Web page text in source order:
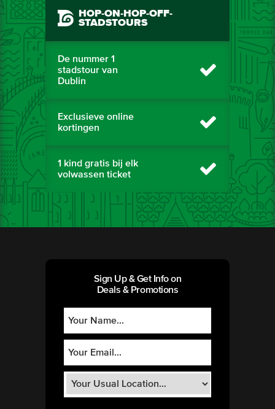
HOP-ON-HOP-OFF-
STADSTOURS
De nummer 1
stadstour van
Dublin
Exclusieve online
kortingen
1 kind gratis bij elk
volwassen ticket
Sign Up & Get Info on
Deals & Promotions